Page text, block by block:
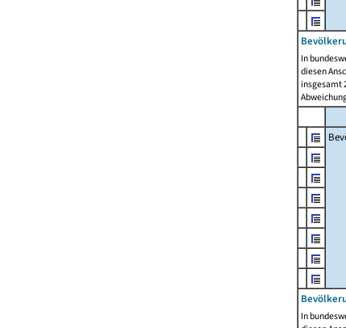
In
diesen
insgesamt
In